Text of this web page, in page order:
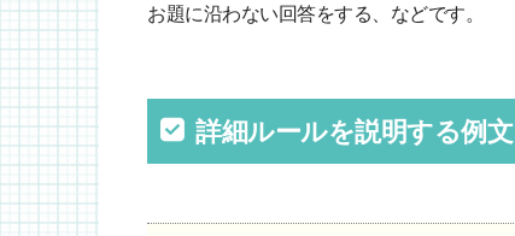
お題に沿わない回答をする、などです。
詳細ルールを説明する例文